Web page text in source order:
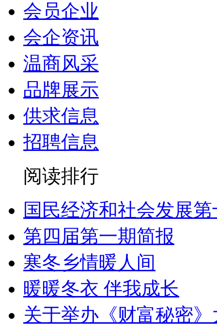
会员企业
会企资讯
温商风采
品牌展示
供求信息
招聘信息
阅读排行
国民经济和社会发展
第四届第一期简报
寒冬乡情暖人间
暖暖冬衣 伴我成长
关于举办《财富秘密